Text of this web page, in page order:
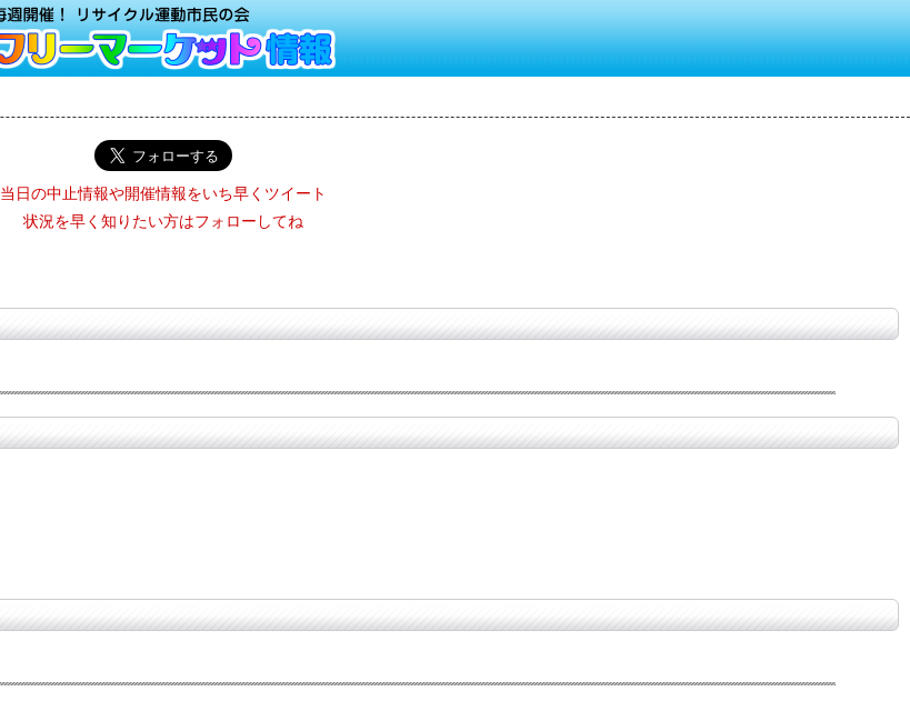
当日の中止情報や開催情報をいち早くツイート
状況を早く知りたい方はフォローしてね